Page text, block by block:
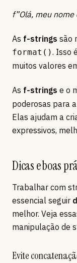
f”Olá, meu
As f-strings são
format(). Isso
muitos valores
As f-strings e o
poderosas para a
Elas ajudam a
expressivos,
Dicas e boas
Trabalhar com
essencial seguir
melhor. Veja
manipulação de
Evite